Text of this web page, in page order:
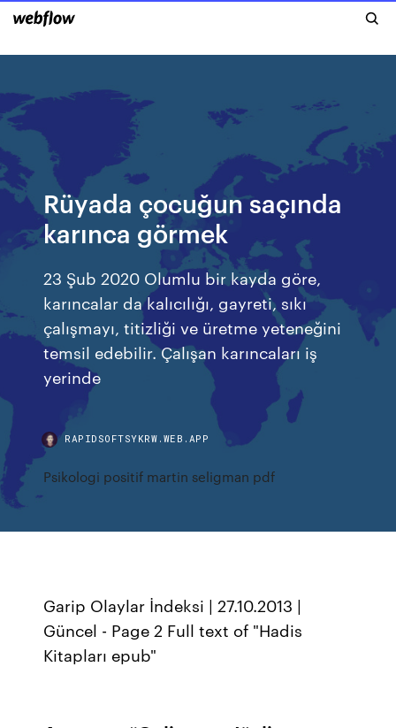
Rüyada çocuğun saçında
karınca görmek
23 Şub 2020 Olumlu bir kayda göre,
karıncalar da kalıcılığı, gayreti, sıkı
çalışmayı, titizliği ve üretme yeteneğini
temsil edebilir. Çalışan karıncaları iş
yerinde
RAPIDSOFTSYKRW.WEB.APP
Psikologi positif martin seligman pdf
Garip Olaylar İndeksi | 27.10.2013 |
Güncel - Page 2 Full text of "Hadis
Kitapları epub"